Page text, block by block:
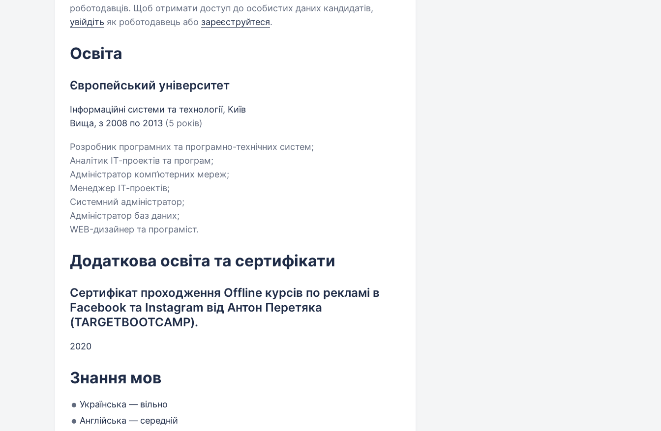
роботодавців. Щоб отримати доступ до особистих даних кандидатів,
увійдіть як роботодавець або зареєструйтеся.
Освіта
Європейський університет
Інформаційні системи та технології, Київ
Вища, з 2008 по 2013 (5 років)
Розробник програмних та програмно-технічних систем;
Аналітик ІТ-проектів та програм;
Адміністратор комп’ютерних мереж;
Менеджер ІТ-проектів;
Системний адміністратор;
Адміністратор баз даних;
WEB-дизайнер та програміст.
Додаткова освіта та сертифікати
Сертифікат проходження Offline курсів по рекламі в
Facebook та Instagram від Антон Перетяка
(TARGETBOOTCAMP).
2020
Знання мов
Українська — вільно
Англійська — середній